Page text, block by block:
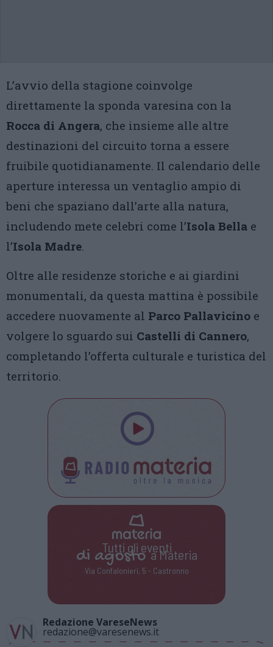
L’avvio della stagione coinvolge
direttamente la sponda varesina con la
Rocca di Angera, che insieme alle altre
destinazioni del circuito torna a essere
fruibile quotidianamente. Il calendario delle
aperture interessa un ventaglio ampio di
beni che spaziano dall’arte alla natura,
includendo mete celebri come l’Isola Bella e
l’Isola Madre.
Oltre alle residenze storiche e ai giardini
monumentali, da questa mattina è possibile
accedere nuovamente al Parco Pallavicino e
volgere lo sguardo sui Castelli di Cannero,
completando l’offerta culturale e turistica del
territorio.
Tutti gli eventi
di agostoa Materia
Via Confalonieri, 5 - Castronno
Redazione VareseNews
redazione@varesenews.it